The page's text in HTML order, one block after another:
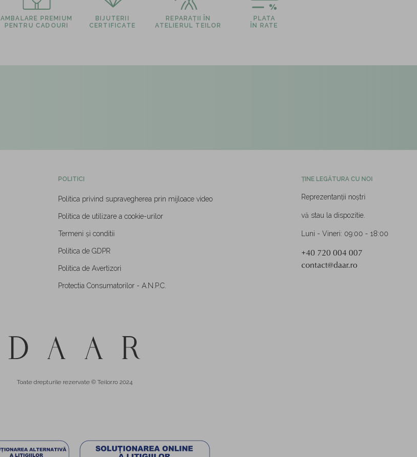
AMBALARE PREMIUM
PENTRU CADOURI
BIJUTERII
CERTIFICATE
REPARAȚII ÎN
ATELIERUL TEILOR
PLATA
ÎN RATE
POLITICI
Politica privind supravegherea prin mijloace video
Politica de utilizare a cookie-urilor
Termeni și conditii
Politica de GDPR
Politica de Avertizori
Protectia Consumatorilor - A.N.P.C.
ȚINE LEGĂTURA CU NOI
Reprezentanții noștri
vă stau la dispozitie.
Luni - Vineri: 09:00 - 18:00
+40 720 004 007
contact@daar.ro
Toate drepturile rezervate © Teilor.ro 2024